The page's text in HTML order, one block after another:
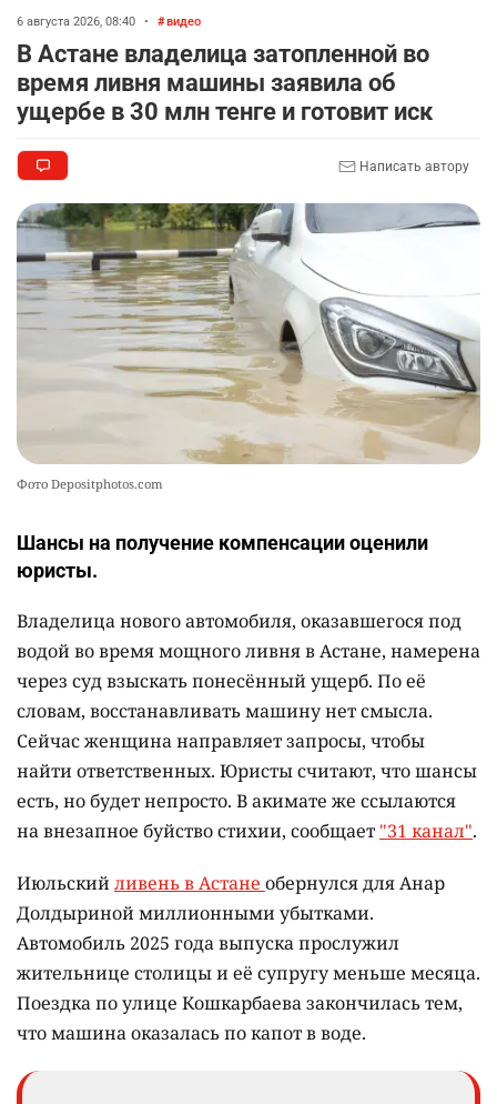
8 🤝 Токаев принял главу холдинга "Байтерек"
2302 1 21
9
🐏 Скота больше, а мясо дороже. Почему в
10
🗣 620 человек освободили из колоний по
амнистии
2372 3 19
6 августа 2026, 08:40 • видео
В Астане владелица затопленной во
время ливня машины заявила об
ущербе в 30 млн тенге и готовит иск
Написать автору
Фото Depositphotos.com
Шансы на получение компенсации оценили
юристы.
Владелица нового автомобиля, оказавшегося под
водой во время мощного ливня в Астане, намерена
через суд взыскать понесённый ущерб. По её
словам, восстанавливать машину нет смысла.
Сейчас женщина направляет запросы, чтобы
найти ответственных. Юристы считают, что шансы
есть, но будет непросто. В акимате же ссылаются
на внезапное буйство стихии, сообщает "31 канал".
Июльскийливень в Астане обернулся для Анар
Долдыриной миллионными убытками.
Автомобиль 2025 года выпуска прослужил
жительнице столицы и её супругу меньше месяца.
Поездка по улице Кошкарбаева закончилась тем,
что машина оказалась по капот в воде.